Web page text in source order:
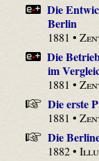
Die
Berlin
1881 •
Die
im
1881 •
Die erste
1881 •
Die
1882 •